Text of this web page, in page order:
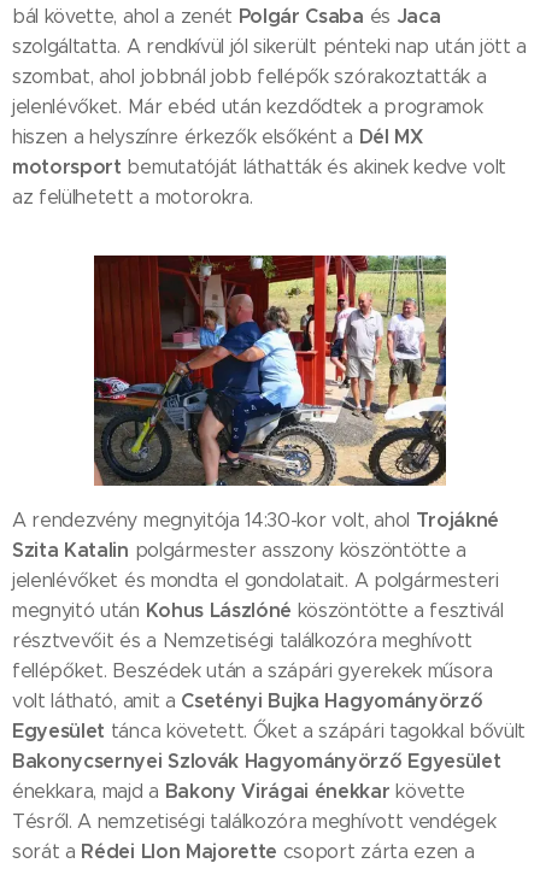
bál követte, ahol a zenét Polgár Csaba és Jaca
szolgáltatta. A rendkívül jól sikerült pénteki nap után jött a
szombat, ahol jobbnál jobb fellépők szórakoztatták a
jelenlévőket. Már ebéd után kezdődtek a programok
hiszen a helyszínre érkezők elsőként a Dél MX
motorsport bemutatóját láthatták és akinek kedve volt
az felülhetett a motorokra.
A rendezvény megnyitója 14:30-kor volt, ahol Trojákné
Szita Katalin polgármester asszony köszöntötte a
jelenlévőket és mondta el gondolatait. A polgármesteri
megnyitó után Kohus Lászlóné köszöntötte a fesztivál
résztvevőit és a Nemzetiségi találkozóra meghívott
fellépőket. Beszédek után a szápári gyerekek műsora
volt látható, amit a Csetényi Bujka Hagyományörző
Egyesület tánca követett. Őket a szápári tagokkal bővült
Bakonycsernyei Szlovák Hagyományörző Egyesület
énekkara, majd a Bakony Virágai énekkar követte
Tésről. A nemzetiségi találkozóra meghívott vendégek
sorát a Rédei LIon Majorette csoport zárta ezen a